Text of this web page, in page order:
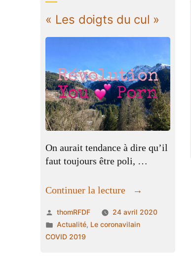
« Les doigts du cul »
On aurait tendance à dire qu’il
faut toujours être poli, …
Continuer la lecture
« « Les
du
cul » »
Publié
par
thomRFDF
24 avril 2020
Publié
dans
Actualité, Le coronavilain
COVID 2019